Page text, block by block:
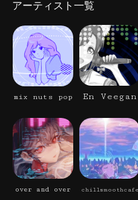
アーティスト一覧
mix nuts pop En Veegan
over and over chillsmoothcafe